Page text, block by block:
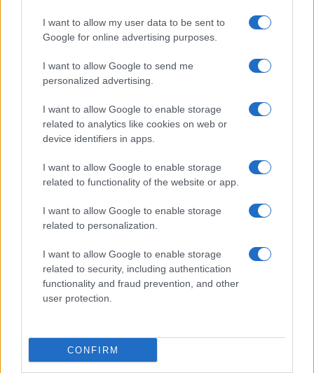
I want to allow my user data to be sent to
Google for online advertising purposes.
I want to allow Google to send me
personalized advertising.
I want to allow Google to enable storage
related to analytics like cookies on web or
device identifiers in apps.
I want to allow Google to enable storage
related to functionality of the website or app.
I want to allow Google to enable storage
related to personalization.
I want to allow Google to enable storage
related to security, including authentication
functionality and fraud prevention, and other
user protection.
CONFIRM
attingere a quelle sacche elettorali moderate che,
con l’attuale capogruppo dem al consiglio
regionale lombardo come candidato, il
centrosinistra potrebbe con buone probabilità
La sfida è aperta. Ai leader del centrodestra
l’arduo compito di trovare il candidato giusto per
strappare finalmente Milano alle sinistre.
Nicolaporro.it è anche su Whatsapp. È sufficiente
cliccare quiper iscriversi al canale ed essere sempre
#BEPPE SALA
#MILANO